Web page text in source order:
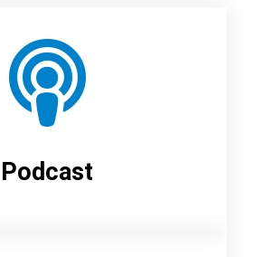
Podcast